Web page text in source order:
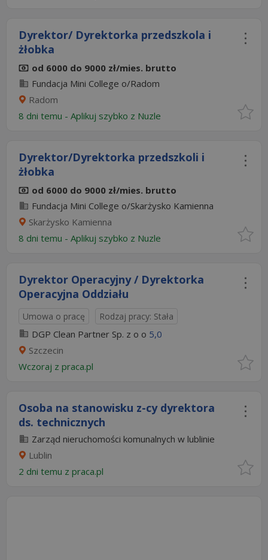
Dyrektor/ Dyrektorka przedszkola i
żłobka
od 6000 do 9000 zł/mies. brutto
Fundacja Mini College o/Radom
Radom
8 dni temu - Aplikuj szybko z Nuzle
Dyrektor/Dyrektorka przedszkoli i
żłobka
od 6000 do 9000 zł/mies. brutto
Fundacja Mini College o/Skarżysko Kamienna
Skarżysko Kamienna
8 dni temu - Aplikuj szybko z Nuzle
Dyrektor Operacyjny / Dyrektorka
Operacyjna Oddziału
Umowa o pracę Rodzaj pracy: Stała
DGP Clean Partner Sp. z o o 5,0
Szczecin
Wczoraj z praca.pl
Osoba na stanowisku z-cy dyrektora
ds. technicznych
Zarząd nieruchomości komunalnych w lublinie
Lublin
2 dni temu z praca.pl